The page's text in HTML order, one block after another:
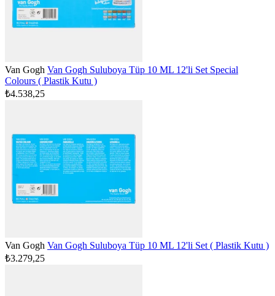
Van Gogh Van Gogh Suluboya Tüp 10 ML 12'li Set Special
Colours ( Plastik Kutu )
₺4.538,25
Van Gogh Van Gogh Suluboya Tüp 10 ML 12'li Set ( Plastik Kutu )
₺3.279,25